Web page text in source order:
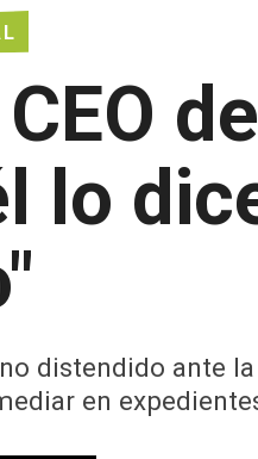
lo
distendido ante
en